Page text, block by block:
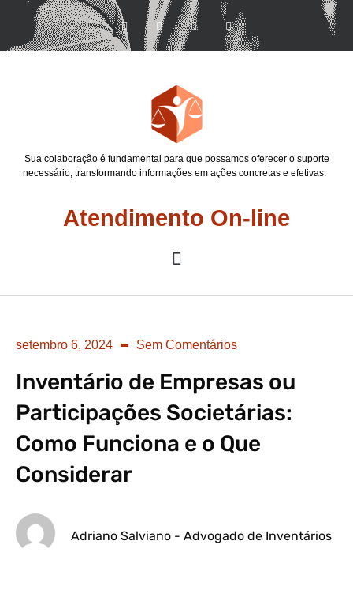
Sua colaboração é fundamental para que possamos oferecer o suporte
necessário, transformando informações em ações concretas e efetivas.
Atendimento On-line
setembro 6, 2024 Sem Comentários
Inventário de Empresas ou
Participações Societárias:
Como Funciona e o Que
Considerar
Adriano Salviano - Advogado de Inventários